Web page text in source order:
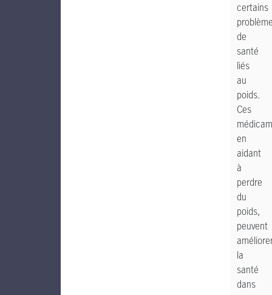
certains
de
santé
liés
au
poids.
Ces
en
aidant
à
perdre
du
poids,
peuvent
la
santé
dans